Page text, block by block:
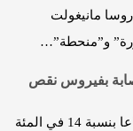
مانيغولت
و”منحطة”…
بفيروس نقص
الحكمة - متابعة: سجلت الصين ارتفاعا بنسبة 14 في المئة